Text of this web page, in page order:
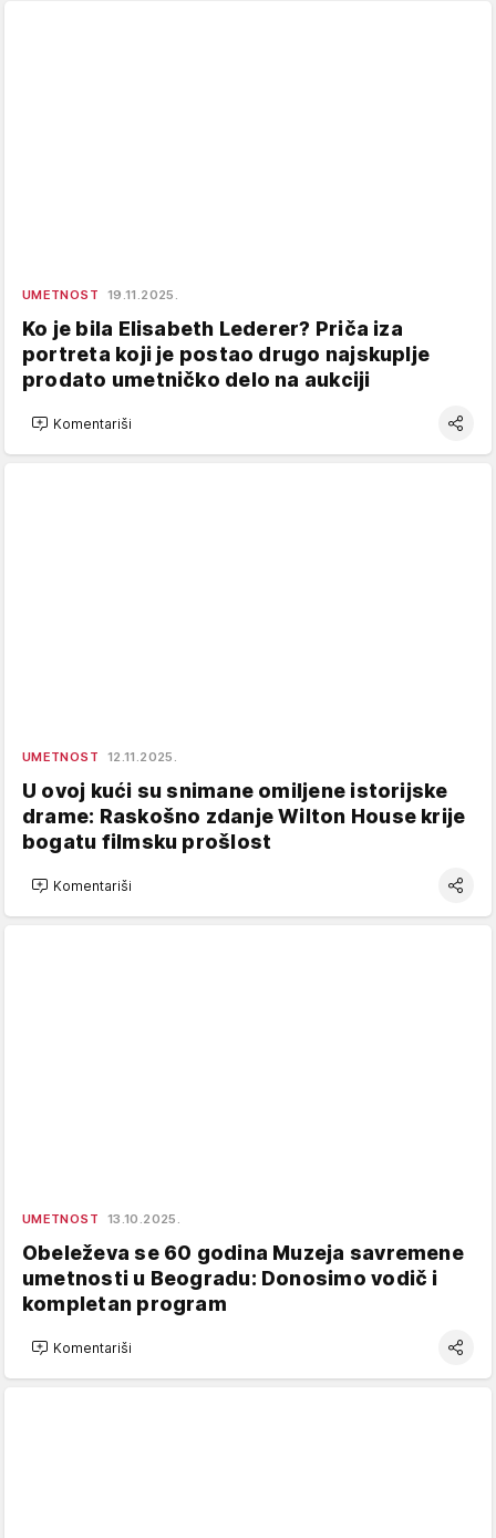
UMETNOST 19.11.2025.
Ko je bila Elisabeth Lederer? Priča iza
portreta koji je postao drugo najskuplje
prodato umetničko delo na aukciji
Komentariši
UMETNOST 12.11.2025.
U ovoj kući su snimane omiljene istorijske
drame: Raskošno zdanje Wilton House krije
bogatu filmsku prošlost
Komentariši
UMETNOST 13.10.2025.
Obeleževa se 60 godina Muzeja savremene
umetnosti u Beogradu: Donosimo vodič i
kompletan program
Komentariši